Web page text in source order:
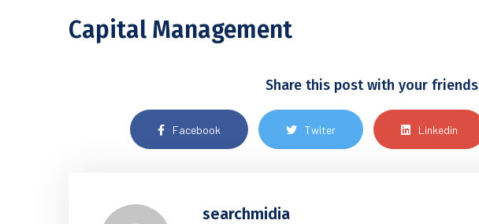
Capital Management
Share this post with your friends
Facebook Twiter Linkedin
searchmidia